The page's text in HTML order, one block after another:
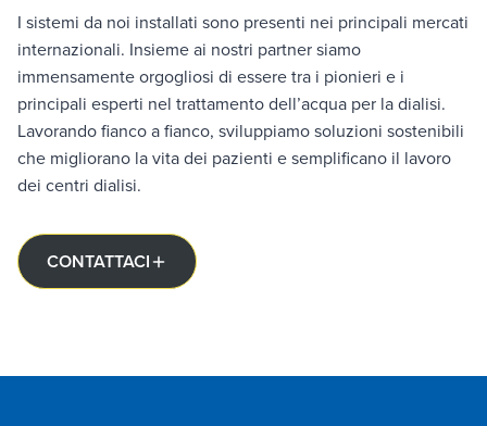
I sistemi da noi installati sono presenti nei principali mercati
internazionali. Insieme ai nostri partner siamo
immensamente orgogliosi di essere tra i pionieri e i
principali esperti nel trattamento dell’acqua per la dialisi.
Lavorando fianco a fianco, sviluppiamo soluzioni sostenibili
che migliorano la vita dei pazienti e semplificano il lavoro
dei centri dialisi.
CONTATTACI